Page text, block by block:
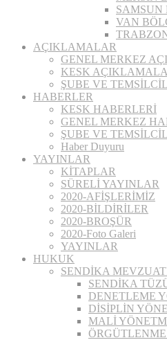
SAMSUN
VAN
AÇIKLAMALAR
GENEL MERKEZ
KESK
ŞUBE VE
HABERLER
KESK HABERLERİ
GENEL MERKEZ
ŞUBE VE
Haber Duyuru
YAYINLAR
KİTAPLAR
SÜRELİ YAYINLAR
2020-AFİŞLERİMİZ
2020-BİLDİRİLER
2020-BROŞÜR
2020-Foto Galeri
YAYINLAR
HUKUK
SENDİKA
SENDİKA
DENETLEME
DİSİPLİN
MALİ